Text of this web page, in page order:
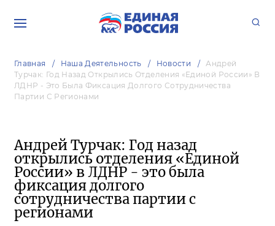
Главная Наша Деятельность Новости
Андрей
Турчак: Год Назад Открылись Отделения «Единой России» В
ЛДНР - Это Была Фиксация Долгого Сотрудничества
Партии С Регионами
Андрей Турчак: Год назад
открылись отделения «Единой
России» в ЛДНР - это была
фиксация долгого
сотрудничества партии с
регионами